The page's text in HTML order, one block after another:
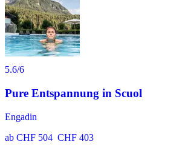
5.6/6
Pure Entspannung in Scuol
Engadin
ab CHF 504 CHF 403